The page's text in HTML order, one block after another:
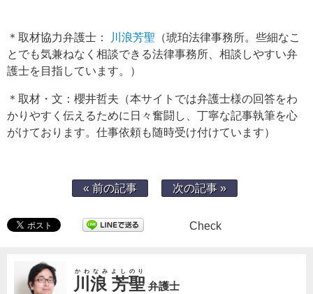
＊取材協力弁護士： 川浪芳聖 （琥珀法律事務所。些細なこ
とでも気兼ねなく相談できる法律事務所、相談しやすい弁
護士を目指しています。）
＊取材・文：櫻井哲夫（本サイトでは弁護士様の回答をわ
かりやすく伝えるために日々奮闘し、丁寧な記事執筆を心
がけております。仕事依頼も随時受け付けています）
« 前の記事 次の記事 »
Check
川浪 芳聖
かわなみよしのり
弁護士